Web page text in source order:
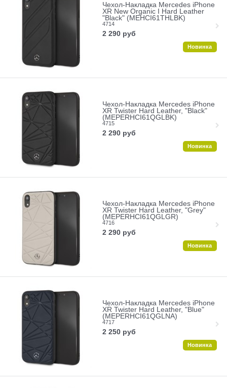
Чехол-Накладка Mercedes iPhone
XR New Organic I Hard Leather
"Black" (MEHCI61THLBK)
4714
2 290 руб
Новинка
Чехол-Накладка Mercedes iPhone
XR Twister Hard Leather, "Black"
(MEPERHCI61QGLBK)
4715
2 290 руб
Новинка
Чехол-Накладка Mercedes iPhone
XR Twister Hard Leather, "Grey"
(MEPERHCI61QGLGR)
4716
2 290 руб
Новинка
Чехол-Накладка Mercedes iPhone
XR Twister Hard Leather, "Blue"
(MEPERHCI61QGLNA)
4717
2 250 руб
Новинка